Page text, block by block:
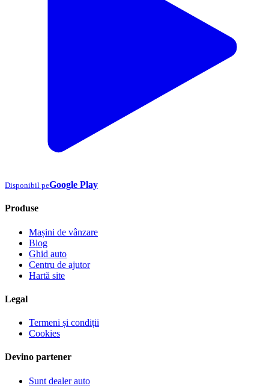
Disponibil peGoogle Play
Produse
Mașini de vânzare
Blog
Ghid auto
Centru de ajutor
Hartă site
Legal
Termeni și condiții
Cookies
Devino partener
Sunt dealer auto